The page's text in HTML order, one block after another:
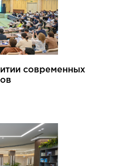
современных